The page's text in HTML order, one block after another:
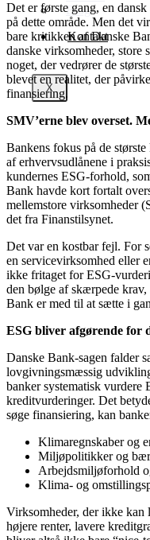
Blog
Kontakt
X
Det er første gang, en
på dette område. Men det
bare kritikken af Danske
danske virksomheder,
noget, der vedrører de
blevet en realitet, der
finansiering.
SMV’erne blev overset.
Bankens fokus på de
af erhvervsudlånene i
kundernes ESG-forhold,
Bank havde kort fortalt
mellemstore virksomheder
det fra Finanstilsynet.
Det var en kostbar fejl. For
en servicevirksomhed eller
ikke fritaget for ESG-
den bølge af skærpede
Bank er med til at sætte i
ESG bliver afgørende for
Danske Bank-sagen falder
lovgivningsmæssig
banker systematisk vurdere
kreditvurderinger. Det
søge finansiering, kan
Klimaregnskaber og
Miljøpolitikker og
Arbejdsmiljøforhold
Klima- og
Virksomheder, der ikke kan
højere renter, lavere